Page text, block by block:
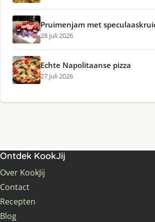
Pruimenjam met
28 juli 2026
Echte Napolitaanse pizza
27 juli 2026
Ontdek KookJij
Over KookJij
Contact
Recepten
Blog